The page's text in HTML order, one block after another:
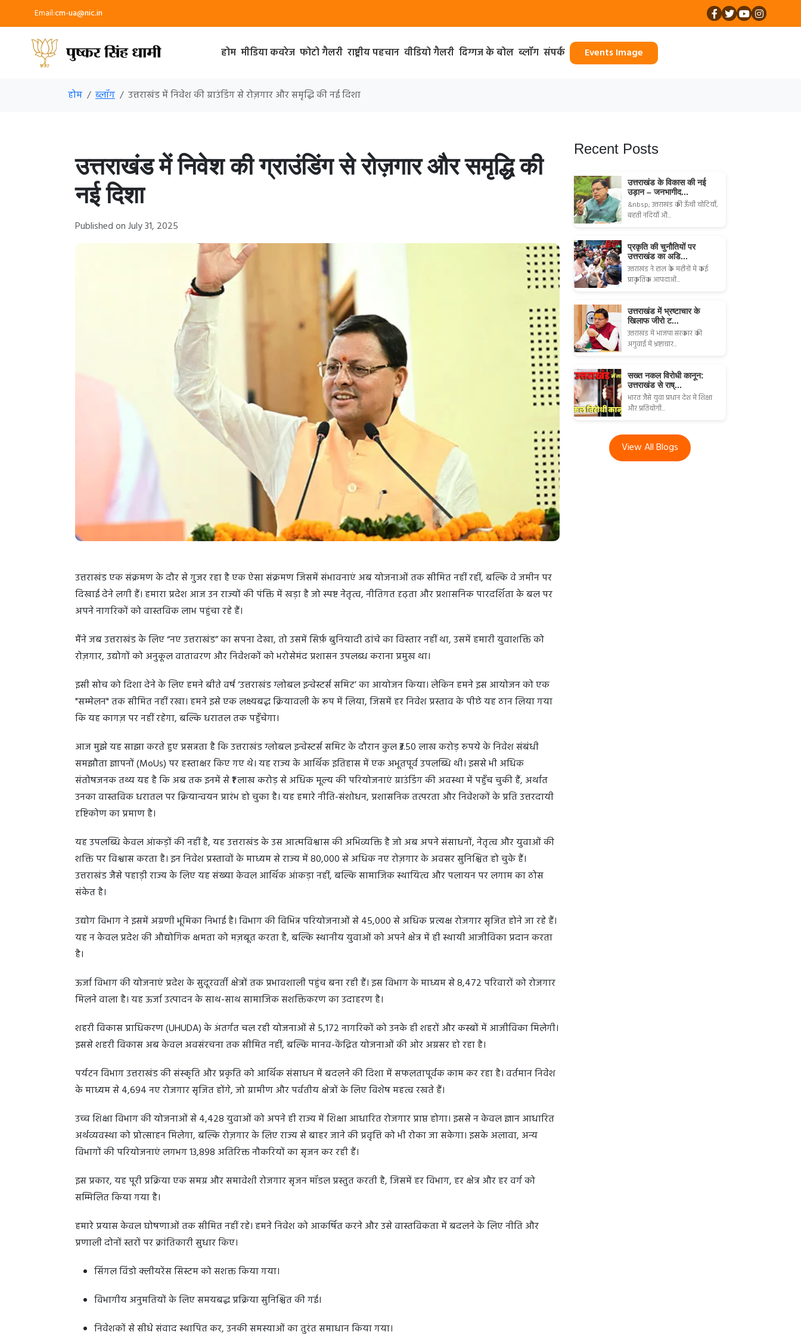
Email:cm-ua@nic.in
होम मीडिया कवरेज फोटो गैलरी राष्ट्रीय पहचान वीडियो गैलरी दिग्गज के बोल ब्लॉग संपर्क Events Image
होम ब्लॉग उत्तराखंड में निवेश की ग्राउंडिंग से रोज़गार और समृद्धि की नई दिशा
उत्तराखंड में निवेश की ग्राउंडिंग से रोज़गार और समृद्धि की
नई दिशा
Published on July 31, 2025
उत्तराखंड एक संक्रमण के दौर से गुजर रहा है एक ऐसा संक्रमण जिसमें संभावनाएं अब योजनाओं तक सीमित नहीं रहीं, बल्कि वे जमीन पर
दिखाई देने लगी हैं। हमारा प्रदेश आज उन राज्यों की पंक्ति में खड़ा है जो स्पष्ट नेतृत्व, नीतिगत दृढ़ता और प्रशासनिक पारदर्शिता के बल पर
अपने नागरिकों को वास्तविक लाभ पहुंचा रहे हैं।
मैंने जब उत्तराखंड के लिए “नए उत्तराखंड” का सपना देखा, तो उसमें सिर्फ़ बुनियादी ढांचे का विस्तार नहीं था, उसमें हमारी युवाशक्ति को
रोज़गार, उद्योगों को अनुकूल वातावरण और निवेशकों को भरोसेमंद प्रशासन उपलब्ध कराना प्रमुख था।
इसी सोच को दिशा देने के लिए हमने बीते वर्ष ‘उत्तराखंड ग्लोबल इन्वेस्टर्स समिट’ का आयोजन किया। लेकिन हमने इस आयोजन को एक
"सम्मेलन" तक सीमित नहीं रखा। हमने इसे एक लक्ष्यबद्ध क्रियावली के रूप में लिया, जिसमें हर निवेश प्रस्ताव के पीछे यह ठान लिया गया
कि यह कागज़ पर नहीं रहेगा, बल्कि धरातल तक पहुँचेगा।
आज मुझे यह साझा करते हुए प्रसन्नता है कि उत्तराखंड ग्लोबल इन्वेस्टर्स समिट के दौरान कुल ₹3.50 लाख करोड़ रुपये के निवेश संबंधी
समझौता ज्ञापनों (MoUs) पर हस्ताक्षर किए गए थे। यह राज्य के आर्थिक इतिहास में एक अभूतपूर्व उपलब्धि थी। इससे भी अधिक
संतोषजनक तथ्य यह है कि अब तक इनमें से ₹1 लाख करोड़ से अधिक मूल्य की परियोजनाएं ग्राउंडिंग की अवस्था में पहुँच चुकी हैं, अर्थात
उनका वास्तविक धरातल पर क्रियान्वयन प्रारंभ हो चुका है। यह हमारे नीति-संशोधन, प्रशासनिक तत्परता और निवेशकों के प्रति उत्तरदायी
दृष्टिकोण का प्रमाण है।
यह उपलब्धि केवल आंकड़ों की नहीं है, यह उत्तराखंड के उस आत्मविश्वास की अभिव्यक्ति है जो अब अपने संसाधनों, नेतृत्व और युवाओं की
शक्ति पर विश्वास करता है। इन निवेश प्रस्तावों के माध्यम से राज्य में 80,000 से अधिक नए रोज़गार के अवसर सुनिश्चित हो चुके हैं।
उत्तराखंड जैसे पहाड़ी राज्य के लिए यह संख्या केवल आर्थिक आंकड़ा नहीं, बल्कि सामाजिक स्थायित्व और पलायन पर लगाम का ठोस
संकेत है।
उद्योग विभाग ने इसमें अग्रणी भूमिका निभाई है। विभाग की विभिन्न परियोजनाओं से 45,000 से अधिक प्रत्यक्ष रोजगार सृजित होने जा रहे हैं।
यह न केवल प्रदेश की औद्योगिक क्षमता को मज़बूत करता है, बल्कि स्थानीय युवाओं को अपने क्षेत्र में ही स्थायी आजीविका प्रदान करता
है।
ऊर्जा विभाग की योजनाएं प्रदेश के सुदूरवर्ती क्षेत्रों तक प्रभावशाली पहुंच बना रही हैं। इस विभाग के माध्यम से 8,472 परिवारों को रोजगार
मिलने वाला है। यह ऊर्जा उत्पादन के साथ-साथ सामाजिक सशक्तिकरण का उदाहरण है।
शहरी विकास प्राधिकरण (UHUDA) के अंतर्गत चल रही योजनाओं से 5,172 नागरिकों को उनके ही शहरों और कस्बों में आजीविका मिलेगी।
इससे शहरी विकास अब केवल अवसंरचना तक सीमित नहीं, बल्कि मानव-केंद्रित योजनाओं की ओर अग्रसर हो रहा है।
पर्यटन विभाग उत्तराखंड की संस्कृति और प्रकृति को आर्थिक संसाधन में बदलने की दिशा में सफलतापूर्वक काम कर रहा है। वर्तमान निवेश
के माध्यम से 4,694 नए रोजगार सृजित होंगे, जो ग्रामीण और पर्वतीय क्षेत्रों के लिए विशेष महत्व रखते हैं।
उच्च शिक्षा विभाग की योजनाओं से 4,428 युवाओं को अपने ही राज्य में शिक्षा आधारित रोजगार प्राप्त होगा। इससे न केवल ज्ञान आधारित
अर्थव्यवस्था को प्रोत्साहन मिलेगा, बल्कि रोज़गार के लिए राज्य से बाहर जाने की प्रवृत्ति को भी रोका जा सकेगा। इसके अलावा, अन्य
विभागों की परियोजनाएं लगभग 13,898 अतिरिक्त नौकरियों का सृजन कर रही हैं।
इस प्रकार, यह पूरी प्रक्रिया एक समग्र और समावेशी रोजगार सृजन मॉडल प्रस्तुत करती है, जिसमें हर विभाग, हर क्षेत्र और हर वर्ग को
सम्मिलित किया गया है।
हमारे प्रयास केवल घोषणाओं तक सीमित नहीं रहे। हमने निवेश को आकर्षित करने और उसे वास्तविकता में बदलने के लिए नीति और
प्रणाली दोनों स्तरों पर क्रांतिकारी सुधार किए।
सिंगल विंडो क्लीयरेंस सिस्टम को सशक्त किया गया।
विभागीय अनुमतियों के लिए समयबद्ध प्रक्रिया सुनिश्चित की गई।
निवेशकों से सीधे संवाद स्थापित कर, उनकी समस्याओं का तुरंत समाधान किया गया।
Recent Posts
उत्तराखंड के विकास की नई
उड़ान – जनभागीद...
&nbsp; उत्तराखंड की ऊँची चोटियाँ,
बहती नदियाँ औ...
प्रकृति की चुनौतियों पर
उत्तराखंड का अडि...
उत्तराखंड ने हाल के महीनों में कई
प्राकृतिक आपदाओं...
उत्तराखंड में भ्रष्टाचार के
खिलाफ जीरो ट...
उत्तराखंड में भाजपा सरकार की
अगुवाई में भ्रष्टाचार...
सख्त नकल विरोधी कानून:
उत्तराखंड से राष्...
भारत जैसे युवा प्रधान देश में शिक्षा
और प्रतियोगी...
View All Blogs